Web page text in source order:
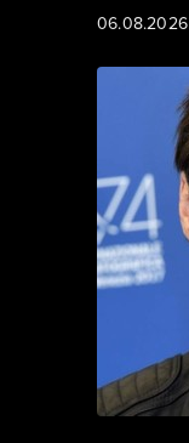
06.08.2026